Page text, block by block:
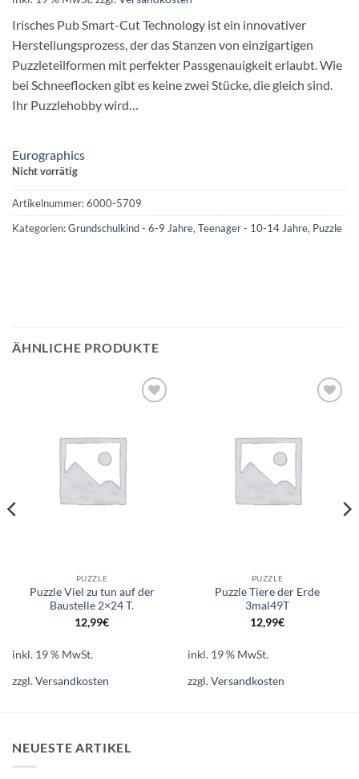
Irisches Pub Smart-Cut Technology ist ein innovativer
Herstellungsprozess, der das Stanzen von einzigartigen
Puzzleteilformen mit perfekter Passgenauigkeit erlaubt. Wie
bei Schneeflocken gibt es keine zwei Stücke, die gleich sind.
Ihr Puzzlehobby wird…
Eurographics
Nicht vorrätig
Artikelnummer:6000-5709
Kategorien:Grundschulkind - 6-9 Jahre, Teenager - 10-14 Jahre, Puzzle
ÄHNLICHE PRODUKTE
PUZZLE
Puzzle Viel zu tun auf der
Baustelle 2×24 T.
12,99€
inkl. 19 % MwSt.
zzgl.Versandkosten
PUZZLE
Puzzle Tiere der Erde
3mal49T
12,99€
inkl. 19 % MwSt.
zzgl.Versandkosten
NEUESTE ARTIKEL